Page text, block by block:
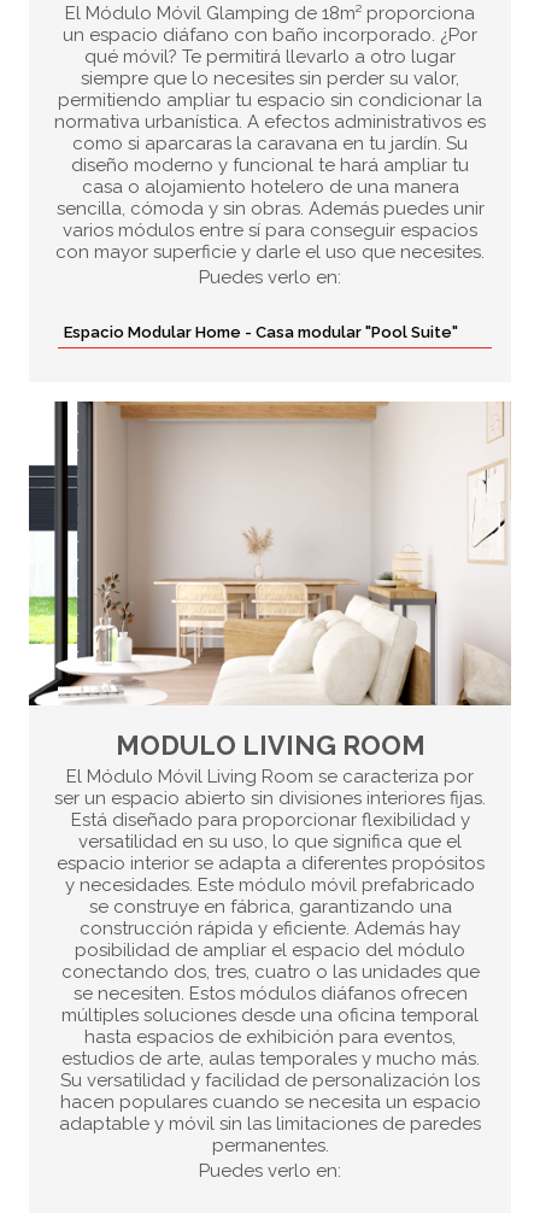
El Módulo Móvil Glamping de 18m² proporciona
un espacio diáfano con baño incorporado. ¿Por
qué móvil? Te permitirá llevarlo a otro lugar
siempre que lo necesites sin perder su valor,
permitiendo ampliar tu espacio sin condicionar la
normativa urbanística. A efectos administrativos es
como si aparcaras la caravana en tu jardín. Su
diseño moderno y funcional te hará ampliar tu
casa o alojamiento hotelero de una manera
sencilla, cómoda y sin obras. Además puedes unir
varios módulos entre sí para conseguir espacios
con mayor superficie y darle el uso que necesites.
Puedes verlo en:
Espacio Modular Home - Casa modular "Pool Suite"
MODULO LIVING ROOM
El Módulo Móvil Living Room se caracteriza por
ser un espacio abierto sin divisiones interiores fijas.
Está diseñado para proporcionar flexibilidad y
versatilidad en su uso, lo que significa que el
espacio interior se adapta a diferentes propósitos
y necesidades. Este módulo móvil prefabricado
se construye en fábrica, garantizando una
construcción rápida y eficiente. Además hay
posibilidad de ampliar el espacio del módulo
conectando dos, tres, cuatro o las unidades que
se necesiten. Estos módulos diáfanos ofrecen
múltiples soluciones desde una oficina temporal
hasta espacios de exhibición para eventos,
estudios de arte, aulas temporales y mucho más.
Su versatilidad y facilidad de personalización los
hacen populares cuando se necesita un espacio
adaptable y móvil sin las limitaciones de paredes
permanentes.
Puedes verlo en: